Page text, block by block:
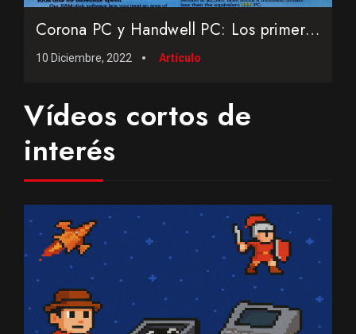
Corona PC y Handwell PC: Los primeros compatibles PC demanda...
10 Diciembre, 2022 Artículo
Vídeos cortos de
interés